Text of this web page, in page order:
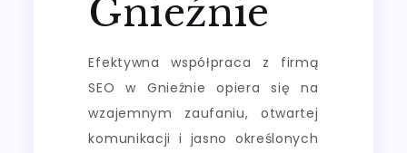
Gnieźnie
Efektywna współpraca z firmą
SEO w Gnieźnie opiera się na
wzajemnym zaufaniu, otwartej
komunikacji i jasno określonych